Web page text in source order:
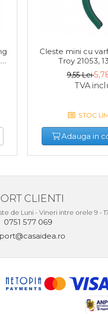
Cleste mini cu
Troy 21053,
9,55 Lei
TVA
STOC
Adauga in
CLIENTI
de Luni - Vineri intre orele 9 -
0751 577 069